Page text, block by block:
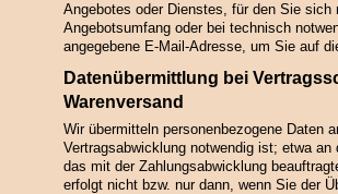
Angebotes oder Dienstes, für den Sie
Angebotsumfang oder bei technisch
angegebene E-Mail-Adresse, um Sie auf
Datenübermittlung bei
Warenversand
Wir übermitteln personenbezogene Daten
Vertragsabwicklung notwendig ist; etwa
das mit der Zahlungsabwicklung
erfolgt nicht bzw. nur dann, wenn Sie der